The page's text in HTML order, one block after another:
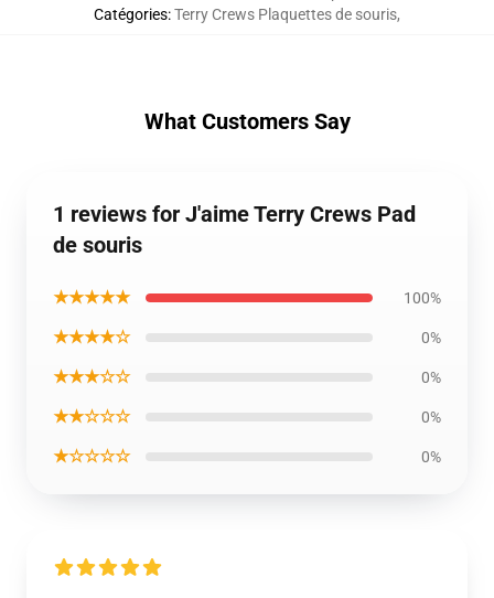
Catégories:Terry Crews Plaquettes de souris,
What Customers Say
1 reviews for J'aime Terry Crews Pad
de souris
★★★★★ 100%
★★★★☆ 0%
★★★☆☆ 0%
★★☆☆☆ 0%
★☆☆☆☆ 0%